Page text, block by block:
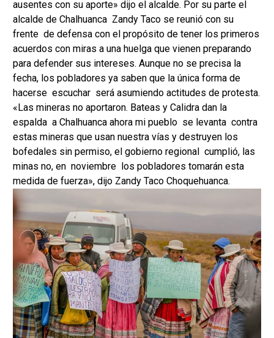
ausentes con su aporte» dijo el alcalde. Por su parte el
alcalde de Chalhuanca Zandy Taco se reunió con su
frente de defensa con el propósito de tener los primeros
acuerdos con miras a una huelga que vienen preparando
para defender sus intereses. Aunque no se precisa la
fecha, los pobladores ya saben que la única forma de
hacerse escuchar será asumiendo actitudes de protesta.
«Las mineras no aportaron. Bateas y Calidra dan la
espalda a Chalhuanca ahora mi pueblo se levanta contra
estas mineras que usan nuestra vías y destruyen los
bofedales sin permiso, el gobierno regional cumplió, las
minas no, en noviembre los pobladores tomarán esta
medida de fuerza», dijo Zandy Taco Choquehuanca.